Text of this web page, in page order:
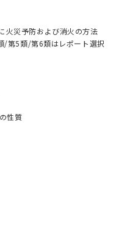
火災予防および消火の方法
5類/第6類はレポート選択
性質